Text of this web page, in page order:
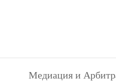
Медиация и